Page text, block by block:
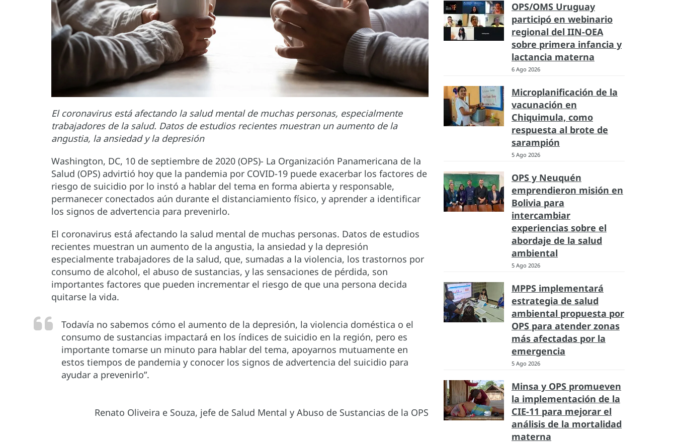
El coronavirus está afectando la salud mental de muchas personas, especialmente
trabajadores de la salud. Datos de estudios recientes muestran un aumento de la
angustia, la ansiedad y la depresión
Washington, DC, 10 de septiembre de 2020 (OPS)- La Organización Panamericana de la
Salud (OPS) advirtió hoy que la pandemia por COVID-19 puede exacerbar los factores de
riesgo de suicidio por lo instó a hablar del tema en forma abierta y responsable,
permanecer conectados aún durante el distanciamiento físico, y aprender a identificar
los signos de advertencia para prevenirlo.
El coronavirus está afectando la salud mental de muchas personas. Datos de estudios
recientes muestran un aumento de la angustia, la ansiedad y la depresión
especialmente trabajadores de la salud, que, sumadas a la violencia, los trastornos por
consumo de alcohol, el abuso de sustancias, y las sensaciones de pérdida, son
importantes factores que pueden incrementar el riesgo de que una persona decida
quitarse la vida.
Todavía no sabemos cómo el aumento de la depresión, la violencia doméstica o el
consumo de sustancias impactará en los índices de suicidio en la región, pero es
importante tomarse un minuto para hablar del tema, apoyarnos mutuamente en
estos tiempos de pandemia y conocer los signos de advertencia del suicidio para
ayudar a prevenirlo”.
Renato Oliveira e Souza, jefe de Salud Mental y Abuso de Sustancias de la OPS
OPS/OMS Uruguay
participó en webinario
regional del IIN-OEA
sobre primera infancia y
lactancia materna
6 Ago 2026
Microplanificación de la
vacunación en
Chiquimula, como
respuesta al brote de
sarampión
5 Ago 2026
OPS y Neuquén
emprendieron misión en
Bolivia para
intercambiar
experiencias sobre el
abordaje de la salud
ambiental
5 Ago 2026
MPPS implementará
estrategia de salud
ambiental propuesta por
OPS para atender zonas
más afectadas por la
emergencia
5 Ago 2026
Minsa y OPS promueven
la implementación de la
CIE-11 para mejorar el
análisis de la mortalidad
materna